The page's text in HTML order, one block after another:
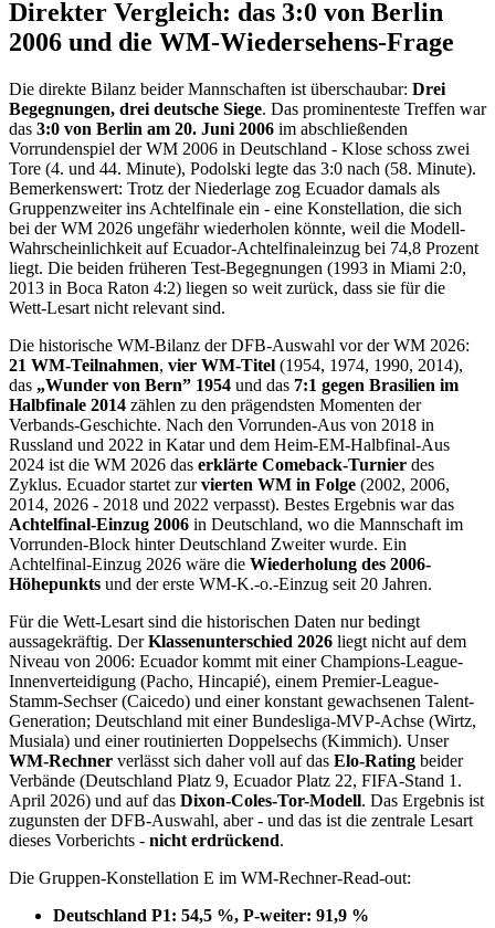
Direkter Vergleich: das 3:0 von Berlin
2006 und die WM-Wiedersehens-Frage
Die direkte Bilanz beider Mannschaften ist überschaubar: Drei
Begegnungen, drei deutsche Siege. Das prominenteste Treffen war
das 3:0 von Berlin am 20. Juni 2006 im abschließenden
Vorrundenspiel der WM 2006 in Deutschland - Klose schoss zwei
Tore (4. und 44. Minute), Podolski legte das 3:0 nach (58. Minute).
Bemerkenswert: Trotz der Niederlage zog Ecuador damals als
Gruppenzweiter ins Achtelfinale ein - eine Konstellation, die sich
bei der WM 2026 ungefähr wiederholen könnte, weil die Modell-
Wahrscheinlichkeit auf Ecuador-Achtelfinaleinzug bei 74,8 Prozent
liegt. Die beiden früheren Test-Begegnungen (1993 in Miami 2:0,
2013 in Boca Raton 4:2) liegen so weit zurück, dass sie für die
Wett-Lesart nicht relevant sind.
Die historische WM-Bilanz der DFB-Auswahl vor der WM 2026:
21 WM-Teilnahmen, vier WM-Titel (1954, 1974, 1990, 2014),
das „Wunder von Bern” 1954 und das 7:1 gegen Brasilien im
Halbfinale 2014 zählen zu den prägendsten Momenten der
Verbands-Geschichte. Nach den Vorrunden-Aus von 2018 in
Russland und 2022 in Katar und dem Heim-EM-Halbfinal-Aus
2024 ist die WM 2026 das erklärte Comeback-Turnier des
Zyklus. Ecuador startet zurvierten WM in Folge (2002, 2006,
2014, 2026 - 2018 und 2022 verpasst). Bestes Ergebnis war das
Achtelfinal-Einzug 2006 in Deutschland, wo die Mannschaft im
Vorrunden-Block hinter Deutschland Zweiter wurde. Ein
Achtelfinal-Einzug 2026 wäre die Wiederholung des 2006-
Höhepunkts und der erste WM-K.-o.-Einzug seit 20 Jahren.
Für die Wett-Lesart sind die historischen Daten nur bedingt
aussagekräftig. DerKlassenunterschied 2026 liegt nicht auf dem
Niveau von 2006: Ecuador kommt mit einer Champions-League-
Innenverteidigung (Pacho, Hincapié), einem Premier-League-
Stamm-Sechser (Caicedo) und einer konstant gewachsenen Talent-
Generation; Deutschland mit einer Bundesliga-MVP-Achse (Wirtz,
Musiala) und einer routinierten Doppelsechs (Kimmich). Unser
WM-Rechner verlässt sich daher voll auf das Elo-Rating beider
Verbände (Deutschland Platz 9, Ecuador Platz 22, FIFA-Stand 1.
April 2026) und auf das Dixon-Coles-Tor-Modell. Das Ergebnis ist
zugunsten der DFB-Auswahl, aber - und das ist die zentrale Lesart
dieses Vorberichts - nicht erdrückend.
Die Gruppen-Konstellation E im WM-Rechner-Read-out:
Deutschland P1: 54,5 %, P-weiter: 91,9 %